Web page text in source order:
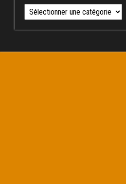
Catégories